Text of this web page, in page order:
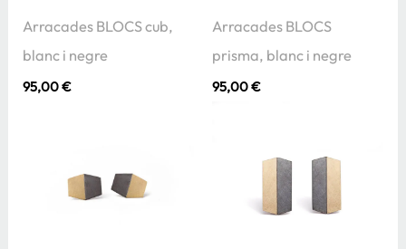
Arracades BLOCS cub,
blanc i negre
95,00€
Arracades BLOCS
prisma, blanc i negre
95,00€